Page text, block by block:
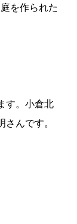
を作られた
す。小倉北
んです。